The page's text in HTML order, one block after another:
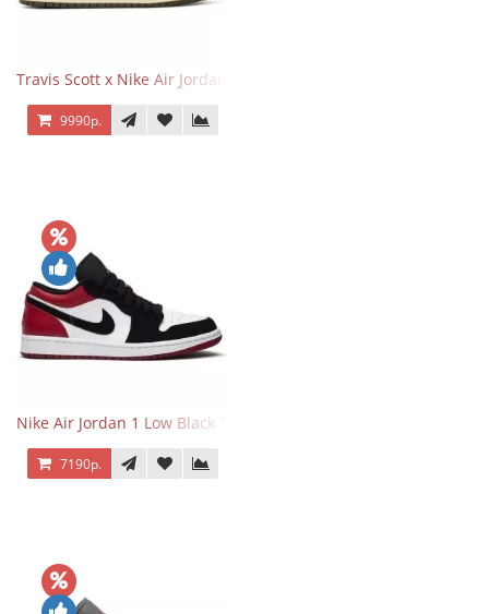
Travis Scott x Nike Air Jordan 1 Retro Low OG SP Olive
9990р.
Nike Air Jordan 1 Low Black Toe
7190р.